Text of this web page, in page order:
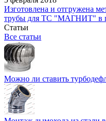
Изготовлена и отгружена
трубы для ТС "МАГНИТ" в
Статьи
Все статьи
Можно ли ставить